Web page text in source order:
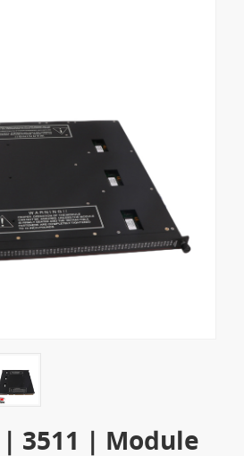
| 3511 | Module